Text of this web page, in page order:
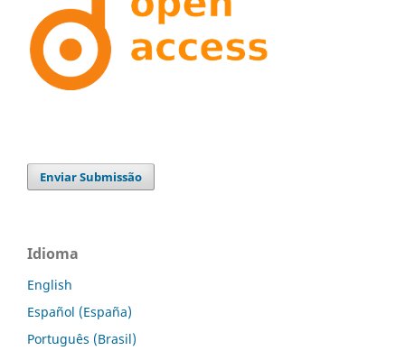
Enviar Submissão
Idioma
English
Español (España)
Português (Brasil)